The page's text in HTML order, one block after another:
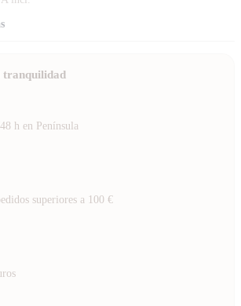
tranquilidad
h en Península
superiores a 100 €